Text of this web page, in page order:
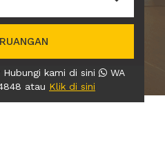
kami di sini
WA
atau Klik di sini